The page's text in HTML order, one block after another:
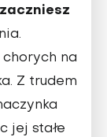
zaczniesz
chorych na
Z trudem
jej stałe